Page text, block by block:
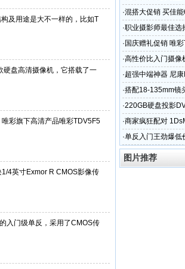
及用途是大不一样的，比如T
硬盘高清摄像机，它搭载了一
彩旗下高清产品唯彩TDV5F5
4英寸Exmor R CMOS影像传
入门级单反，采用了CMOS传
·混搭大促销 买佳
·职业摄影师最佳
· 国庆赠礼促销 唯
·高性价比入门摄像
·超强中端神器 尼
·搭配18-135mm镜
·220GB硬盘投影
·商家疯狂配对
·单反入门王劲爆
图片推荐